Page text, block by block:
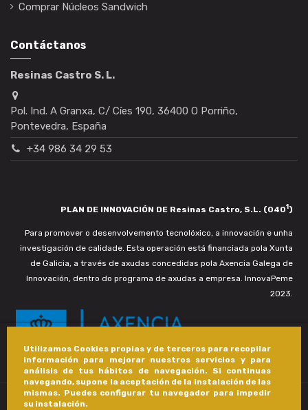
Utilizamos Cookies propias y de terceros para recopilar
información para mejorar nuestros servicios y para
análisis de tus hábitos de navegación. Si continuas
navegando, supone la aceptación de la instalación de las
mismas. Puedes configurar tu navegador para impedir
su instalación.
Comprar Núcleos Sandwich
Contáctanos
Resinas Castro S. L.
Pol. Ind. A Granxa, C/ Cíes 190, 36400 O Porriño,
Pontevedra, España
+34 986 34 29 53
PLAN DE INNOVACIÓN DE Resinas Castro, S.L. (0401)
Para promover o desenvolvemento tecnolóxico, a innovación e unha
investigación de calidade. Esta operación está financiada pola Xunta
de Galicia, a través de axudas concedidas pola Axencia Galega de
Innovación, dentro do programa de axudas a empresa. InnovaPeme
2023.